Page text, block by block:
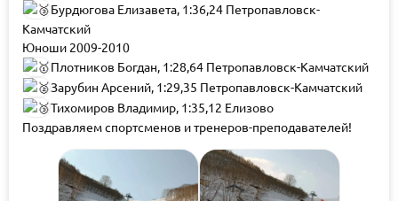
Бурдюгова Елизавета, 1:36,24 Петропавловск-
Камчатский
Юноши 2009-2010
Плотников Богдан, 1:28,64 Петропавловск-Камчатский
Зарубин Арсений, 1:29,35 Петропавловск-Камчатский
Тихомиров Владимир, 1:35,12 Елизово
Поздравляем спортсменов и тренеров-преподавателей!